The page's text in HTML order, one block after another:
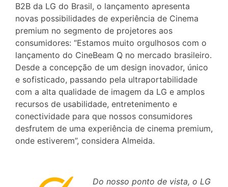
B2B da LG do Brasil, o lançamento apresenta
novas possibilidades de experiência de Cinema
premium no segmento de projetores aos
consumidores: “Estamos muito orgulhosos com o
lançamento do CineBeam Q no mercado brasileiro.
Desde a concepção de um design inovador, único
e sofisticado, passando pela ultraportabilidade
com a alta qualidade de imagem da LG e amplos
recursos de usabilidade, entretenimento e
conectividade para que nossos consumidores
desfrutem de uma experiência de cinema premium,
onde estiverem”, considera Almeida.
Do nosso ponto de vista, o LG